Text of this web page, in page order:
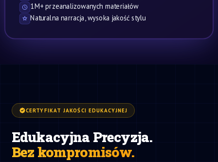
1M+ przeanalizowanych materiałów
Naturalna narracja, wysoka jakość stylu
CERTYFIKAT JAKOŚCI EDUKACYJNEJ
Edukacyjna Precyzja.
Bez kompromisów.